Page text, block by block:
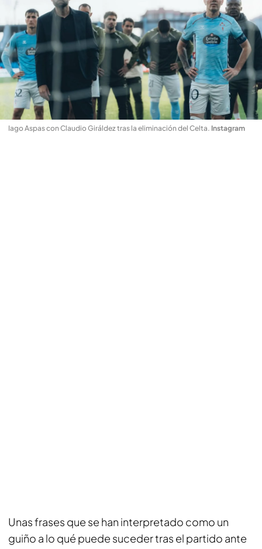
Iago Aspas con Claudio Giráldez tras la eliminación del Celta. Instagram
Unas frases que se han interpretado como un
guiño a lo qué puede suceder tras el partido ante